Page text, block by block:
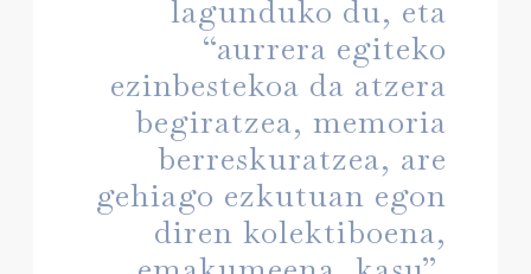
lagunduko du, eta
“aurrera egiteko
ezinbestekoa da atzera
begiratzea, memoria
berreskuratzea, are
gehiago ezkutuan egon
diren kolektiboena,